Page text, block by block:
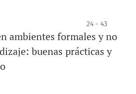
24 - 43
ambientes formales y no
buenas prácticas y